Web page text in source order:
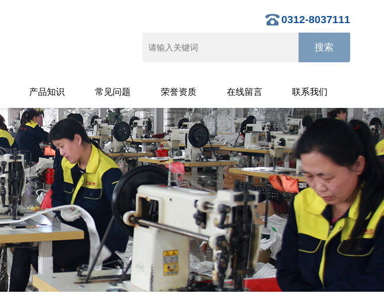
0312-8037111
产品知识 常见问题 荣誉资质 在线留言 联系我们